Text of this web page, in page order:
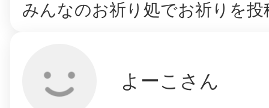
みんなのお祈り処でお祈りを
よーこさん